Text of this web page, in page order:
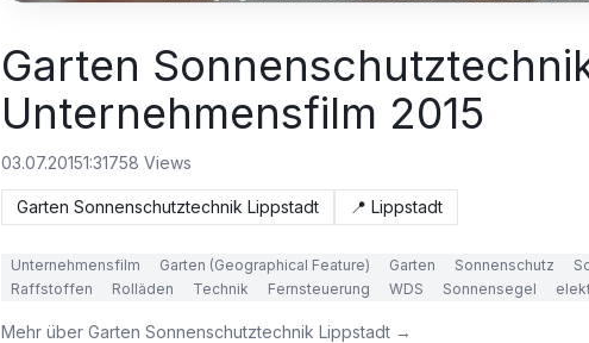
Garten
Unternehmensfilm 2015
03.07.20151:31758 Views
Garten Sonnenschutztechnik Lippstadt 📍 Lippstadt
Unternehmensfilm Garten (Geographical Feature) Garten Sonnenschutz
Raffstoffen
Rolläden Technik Fernsteuerung WDS Sonnensegel
Mehr über Garten Sonnenschutztechnik Lippstadt →